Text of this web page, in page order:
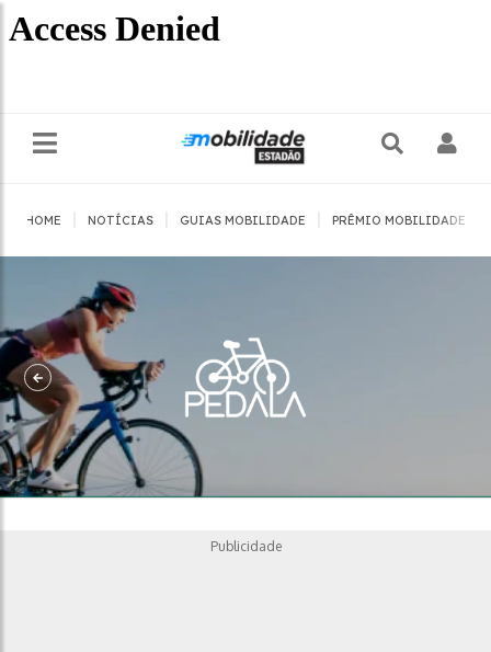
HOME NOTÍCIAS GUIAS MOBILIDADE PRÊMIO MOBILIDADE
Publicidade